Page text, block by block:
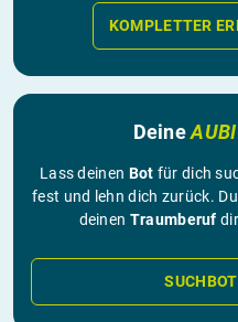
KOMPLETTER
Deine
Lass deinen Bot für dich
fest und lehn dich zurück.
deinen Traumberuf